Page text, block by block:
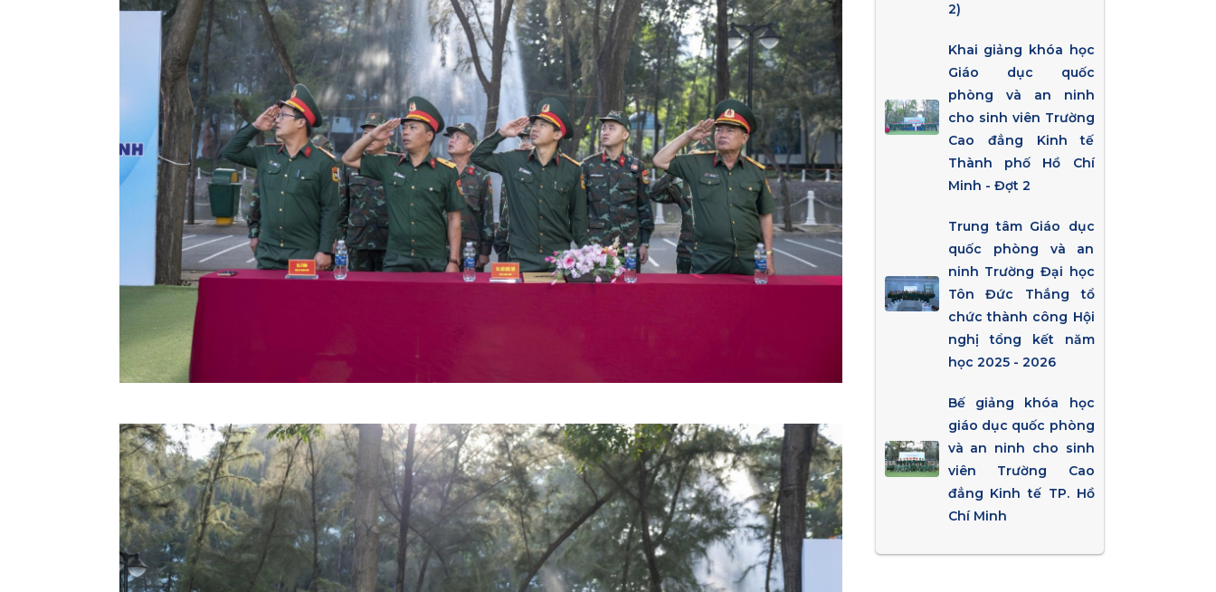
2)
Khai giảng khóa học
Giáo dục quốc
phòng và an ninh
cho sinh viên Trường
Cao đẳng Kinh tế
Thành phố Hồ Chí
Minh - Đợt 2
Trung tâm Giáo dục
quốc phòng và an
ninh Trường Đại học
Tôn Đức Thắng tổ
chức thành công Hội
nghị tổng kết năm
học 2025 - 2026
Bế giảng khóa học
giáo dục quốc phòng
và an ninh cho sinh
viên Trường Cao
đẳng Kinh tế TP. Hồ
Chí Minh